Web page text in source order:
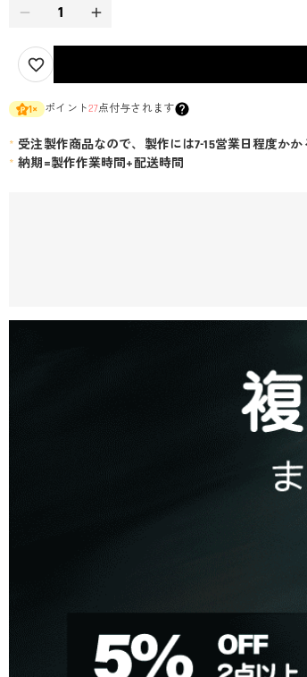
1× ポイント27点付与されます
* 受注製作商品なので、製作には7-15営業日程度かか
* 納期=製作作業時間+配送時間